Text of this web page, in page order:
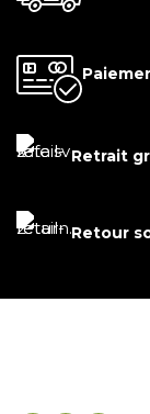
Retrait
Retour